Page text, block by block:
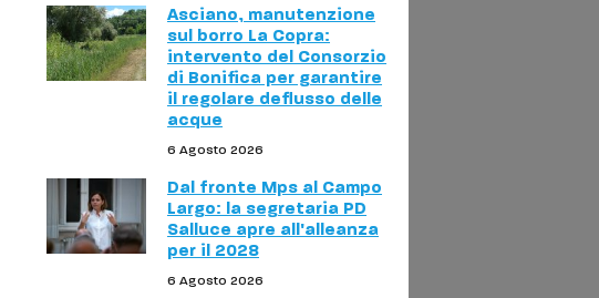
Asciano, manutenzione
sul borro La Copra:
intervento del Consorzio
di Bonifica per garantire
il regolare deflusso delle
acque
6 Agosto 2026
Dal fronte Mps al Campo
Largo: la segretaria PD
Salluce apre all'alleanza
per il 2028
6 Agosto 2026